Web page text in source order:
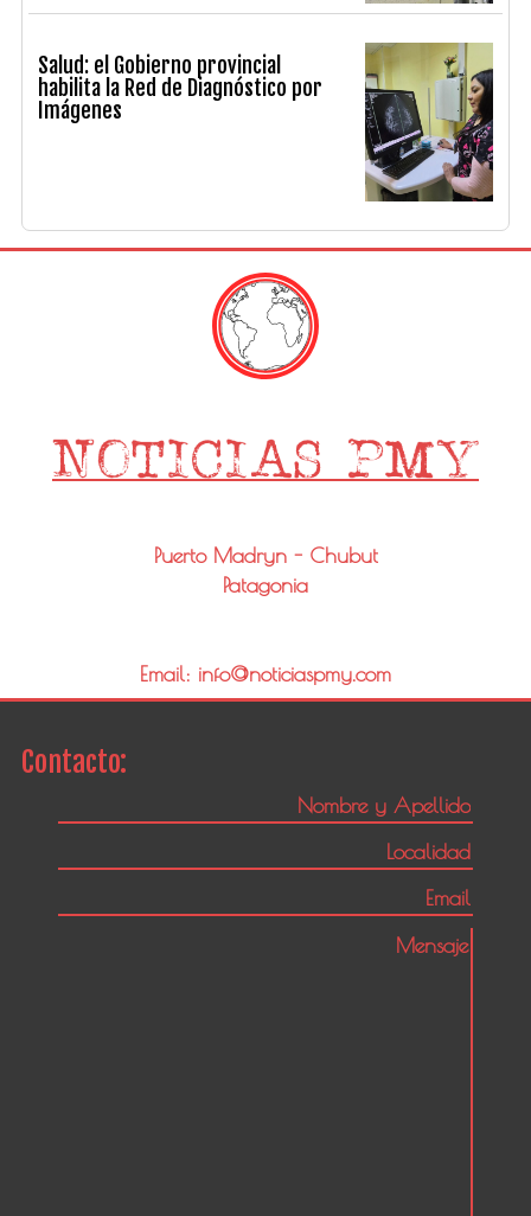
Salud: el Gobierno provincial
habilita la Red de Diagnóstico por
Imágenes
Puerto Madryn - Chubut
Patagonia
Email: info@noticiaspmy.com
Contacto: